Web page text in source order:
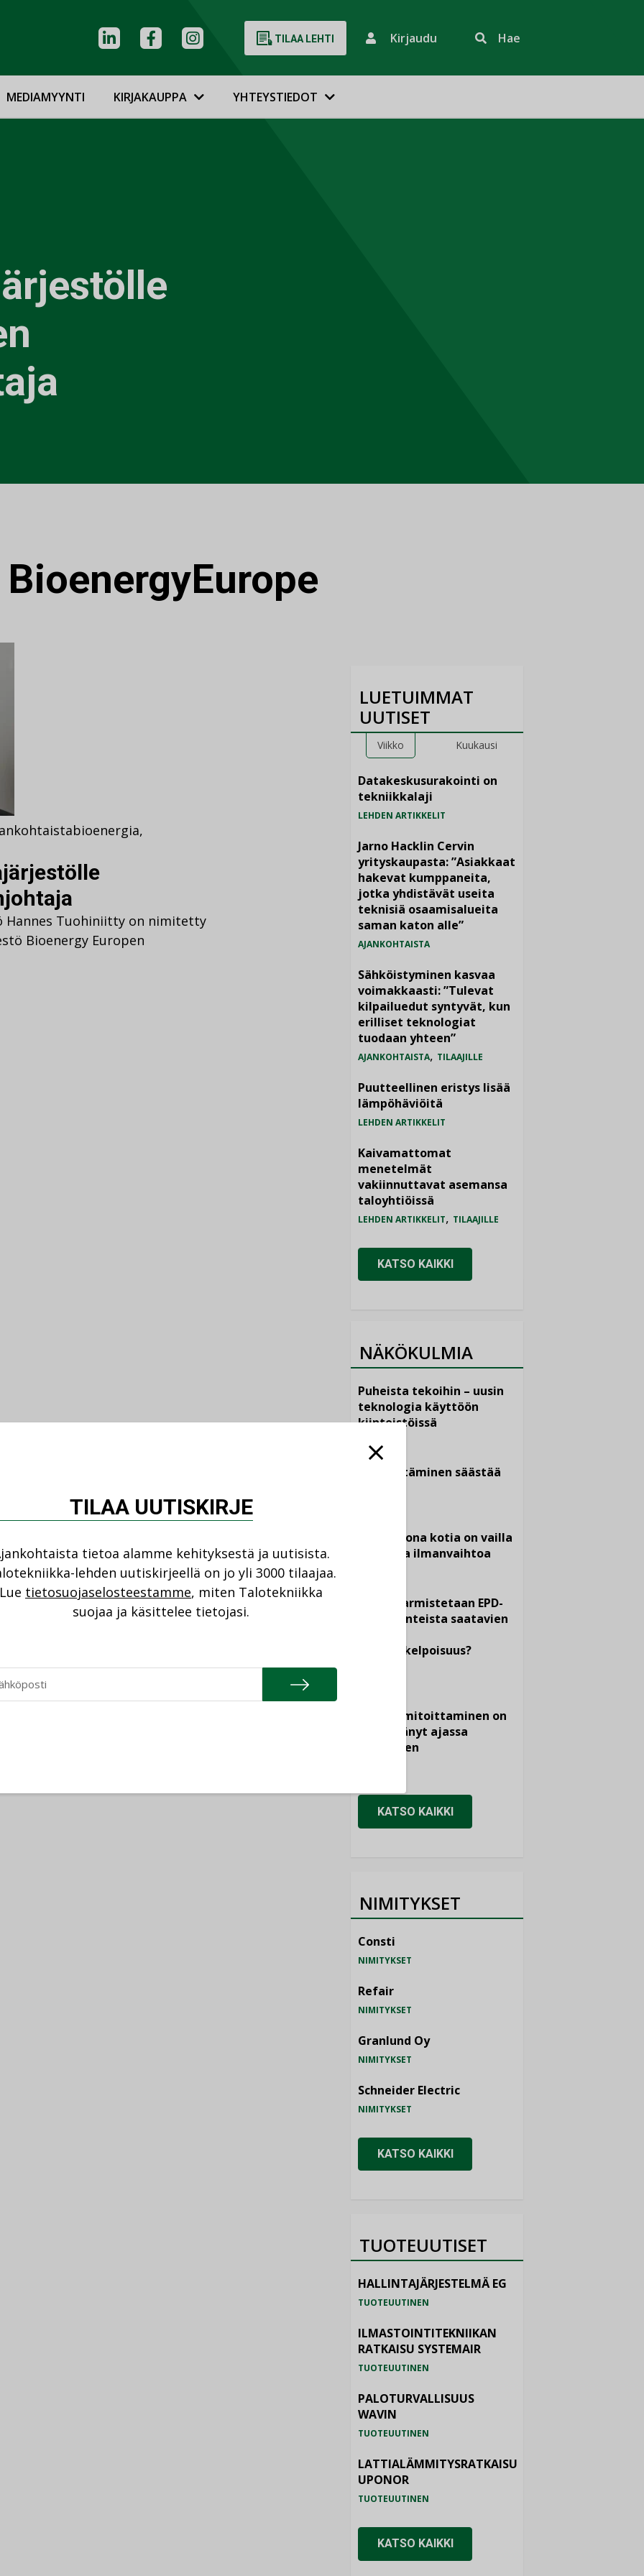
TILAA LEHTI Kirjaudu Hae
MEDIAMYYNTI KIRJAKAUPPA YHTEYSTIEDOT
BioenergyEurope
bioenergia,
Hannes Tuohiniitty on nimitetty
Bioenergy Europen
LUETUIMMAT
UUTISET
Viikko Kuukausi
Datakeskusurakointi on
tekniikkalaji
LEHDEN ARTIKKELIT
Jarno Hacklin Cervin
yrityskaupasta: ”Asiakkaat
hakevat kumppaneita,
jotka yhdistävät useita
teknisiä osaamisalueita
saman katon alle”
AJANKOHTAISTA
Sähköistyminen kasvaa
voimakkaasti: ”Tulevat
kilpailuedut syntyvät, kun
erilliset teknologiat
tuodaan yhteen”
AJANKOHTAISTA, TILAAJILLE
Puutteellinen eristys lisää
lämpöhäviöitä
LEHDEN ARTIKKELIT
Kaivamattomat
menetelmät
vakiinnuttavat asemansa
taloyhtiöissä
LEHDEN ARTIKKELIT, TILAAJILLE
KATSO KAIKKI
NÄKÖKULMIA
Puheista tekoihin – uusin
teknologia käyttöön
kiinteistöissä
Sähköistäminen säästää
Yli miljoona kotia on vailla
toimivaa ilmanvaihtoa
Miten varmistetaan EPD-
dokumenteista saatavien
vertailukelpoisuus?
viemärimitoittaminen on
jämähtänyt ajassa
paikalleen
KATSO KAIKKI
NIMITYKSET
Consti
NIMITYKSET
Refair
NIMITYKSET
Granlund Oy
NIMITYKSET
Schneider Electric
NIMITYKSET
KATSO KAIKKI
TUOTEUUTISET
HALLINTAJÄRJESTELMÄ EG
TUOTEUUTINEN
ILMASTOINTITEKNIIKAN
RATKAISU SYSTEMAIR
TUOTEUUTINEN
PALOTURVALLISUUS
WAVIN
TUOTEUUTINEN
LATTIALÄMMITYSRATKAISU
UPONOR
TUOTEUUTINEN
KATSO KAIKKI
TILAA UUTISKIRJE
tietoa alamme kehityksestä ja uutisista.
lehden uutiskirjeellä on jo yli 3000 tilaajaa.
Lue tietosuojaselosteestamme, miten Talotekniikka
suojaa ja käsittelee tietojasi.